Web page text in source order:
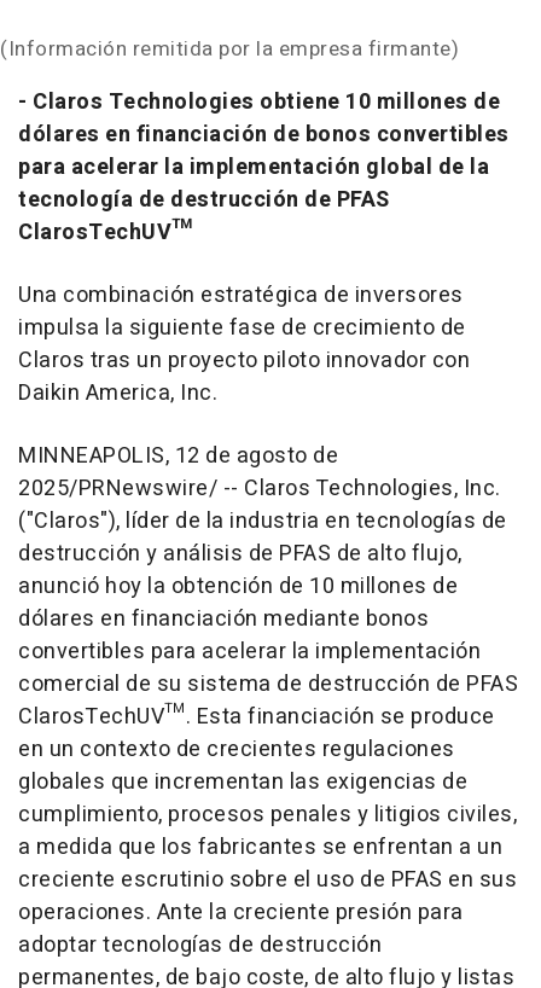
(Información remitida por la empresa firmante)
- Claros Technologies obtiene 10 millones de
dólares en financiación de bonos convertibles
para acelerar la implementación global de la
tecnología de destrucción de PFAS
ClarosTechUV™
Una combinación estratégica de inversores
impulsa la siguiente fase de crecimiento de
Claros tras un proyecto piloto innovador con
Daikin America, Inc.
MINNEAPOLIS, 12 de agosto de
2025/PRNewswire/ -- Claros Technologies, Inc.
("Claros"), líder de la industria en tecnologías de
destrucción y análisis de PFAS de alto flujo,
anunció hoy la obtención de 10 millones de
dólares en financiación mediante bonos
convertibles para acelerar la implementación
comercial de su sistema de destrucción de PFAS
ClarosTechUV™. Esta financiación se produce
en un contexto de crecientes regulaciones
globales que incrementan las exigencias de
cumplimiento, procesos penales y litigios civiles,
a medida que los fabricantes se enfrentan a un
creciente escrutinio sobre el uso de PFAS en sus
operaciones. Ante la creciente presión para
adoptar tecnologías de destrucción
permanentes, de bajo coste, de alto flujo y listas